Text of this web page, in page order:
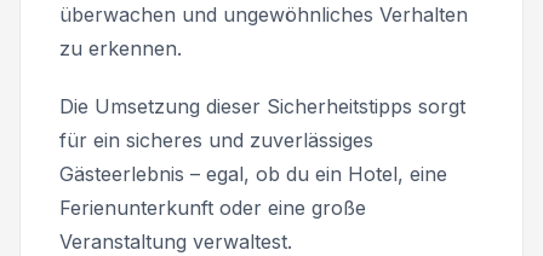
überwachen und ungewöhnliches Verhalten
zu erkennen.
Die Umsetzung dieser Sicherheitstipps sorgt
für ein sicheres und zuverlässiges
Gästeerlebnis – egal, ob du ein Hotel, eine
Ferienunterkunft oder eine große
Veranstaltung verwaltest.